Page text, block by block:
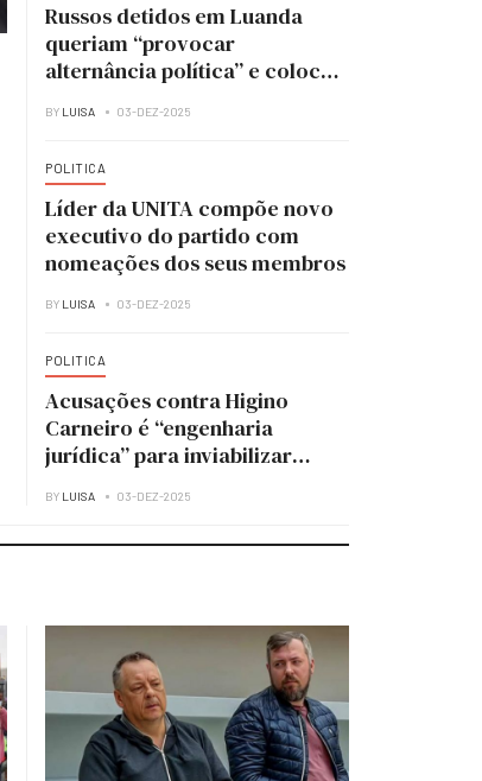
Russos detidos em Luanda
queriam “provocar
alternância política” e colocar
BY LUISA 03-DEZ-2025
POLITICA
Líder da UNITA compõe novo
executivo do partido com
nomeações dos seus membros
BY LUISA 03-DEZ-2025
POLITICA
Acusações contra Higino
Carneiro é “engenharia
jurídica” para inviabilizar
MPLA — analista
BY LUISA 03-DEZ-2025